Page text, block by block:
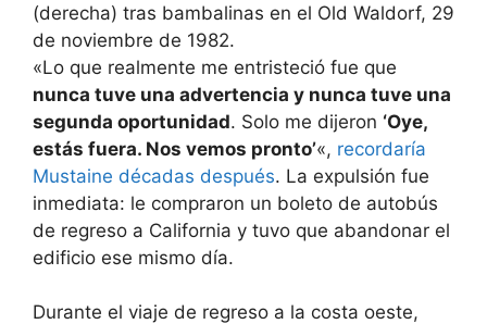
(derecha) tras bambalinas en el Old Waldorf, 29
de noviembre de 1982.
«Lo que realmente me entristeció fue que
nunca tuve una advertencia y nunca tuve una
segunda oportunidad. Solo me dijeron ‘Oye,
estás fuera. Nos vemos pronto’«, recordaría
Mustaine décadas después. La expulsión fue
inmediata: le compraron un boleto de autobús
de regreso a California y tuvo que abandonar el
edificio ese mismo día.
Durante el viaje de regreso a la costa oeste,